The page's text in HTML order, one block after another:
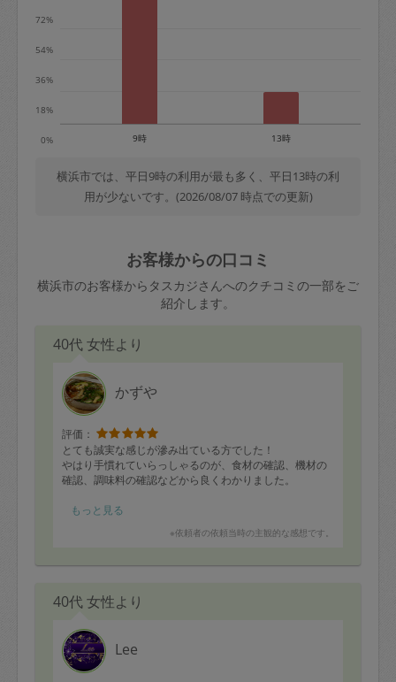
0%
18%
36%
54%
72%
9時 13時
横浜市では、平日9時の利用が最も多く、平日13時の利
用が少ないです。(2026/08/07 時点での更新)
お客様からの口コミ
横浜市のお客様からタスカジさんへのクチコミの一部をご
紹介します。
40代 女性より
かずや
評価：
とても誠実な感じが滲み出ている方でした！
やはり手慣れていらっしゃるのが、食材の確認、機材の
確認、調味料の確認などから良くわかりました。
大量の食材を手際良く捌いて頂いて20品もお作り頂きま
数品つまみ食いしましたが、お味も美味しく、他のお品
もっと見る
※依頼者の依頼当時の主観的な感想です。
40代 女性より
Lee